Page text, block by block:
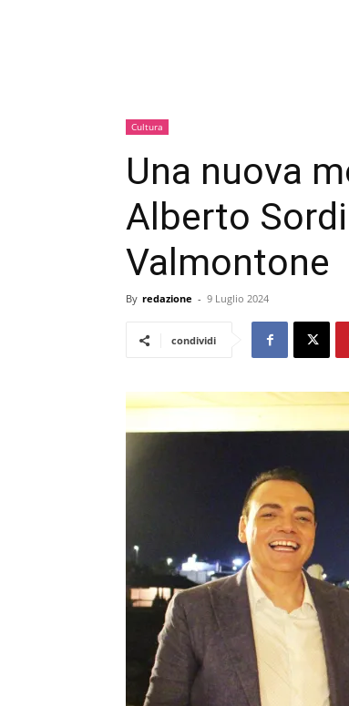
Cultura
Una nuova
Alberto
Valmontone
By redazione - 9 Luglio 2024
condividi